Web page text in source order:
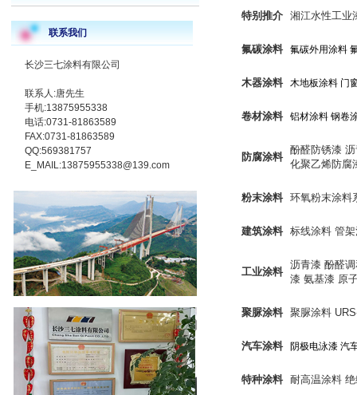
联系我们
长沙三七涂料有限公司
联系人:唐先生
手机:13875955338
电话:0731-81863589
FAX:0731-81863589
QQ:569381757
E_MAIL:13875955338@139.com
特别推介 湘江水性工业
氟碳涂料 氟碳外用涂料
木器涂料 木地板涂料 门
卷材涂料 铝材涂料 钢卷
防腐涂料
酚醛防锈漆
化聚乙烯防腐
粉末涂料 环氧粉末涂料
建筑涂料 标线涂料 管
工业涂料
沥青漆 酚醛
漆 氨基漆 原
聚脲涂料 聚脲涂料
汽车涂料 阴极电泳漆 汽
特种涂料 耐高温涂料